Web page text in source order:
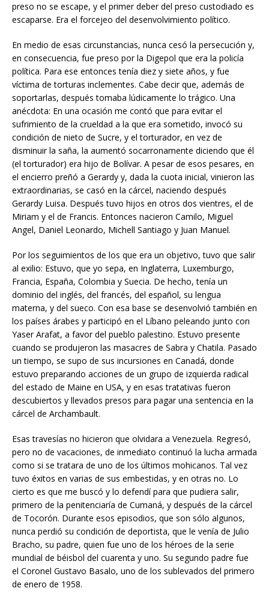
preso no se escape, y el primer deber del preso custodiado es
escaparse. Era el forcejeo del desenvolvimiento político.
En medio de esas circunstancias, nunca cesó la persecución y,
en consecuencia, fue preso por la Digepol que era la policía
política. Para ese entonces tenía diez y siete años, y fue
víctima de torturas inclementes. Cabe decir que, además de
soportarlas, después tomaba lúdicamente lo trágico. Una
anécdota: En una ocasión me contó que para evitar el
sufrimiento de la crueldad a la que era sometido, invocó su
condición de nieto de Sucre, y el torturador, en vez de
disminuir la saña, la aumentó socarronamente diciendo que él
(el torturador) era hijo de Bolívar. A pesar de esos pesares, en
el encierro preñó a Gerardy y, dada la cuota inicial, vinieron las
extraordinarias, se casó en la cárcel, naciendo después
Gerardy Luisa. Después tuvo hijos en otros dos vientres, el de
Miriam y el de Francis. Entonces nacieron Camilo, Miguel
Angel, Daniel Leonardo, Michell Santiago y Juan Manuel.
Por los seguimientos de los que era un objetivo, tuvo que salir
al exilio: Estuvo, que yo sepa, en Inglaterra, Luxemburgo,
Francia, España, Colombia y Suecia. De hecho, tenía un
dominio del inglés, del francés, del español, su lengua
materna, y del sueco. Con esa base se desenvolvió también en
los países árabes y participó en el Líbano peleando junto con
Yaser Arafat, a favor del pueblo palestino. Estuvo presente
cuando se produjeron las masacres de Sabra y Chatila. Pasado
un tiempo, se supo de sus incursiones en Canadá, donde
estuvo preparando acciones de un grupo de izquierda radical
del estado de Maine en USA, y en esas tratativas fueron
descubiertos y llevados presos para pagar una sentencia en la
cárcel de Archambault.
Esas travesías no hicieron que olvidara a Venezuela. Regresó,
pero no de vacaciones, de inmediato continuó la lucha armada
como si se tratara de uno de los últimos mohicanos. Tal vez
tuvo éxitos en varias de sus embestidas, y en otras no. Lo
cierto es que me buscó y lo defendí para que pudiera salir,
primero de la penitenciaría de Cumaná, y después de la cárcel
de Tocorón. Durante esos episodios, que son sólo algunos,
nunca perdió su condición de deportista, que le venía de Julio
Bracho, su padre, quien fue uno de los héroes de la serie
mundial de béisbol del cuarenta y uno. Su segundo padre fue
el Coronel Gustavo Basalo, uno de los sublevados del primero
de enero de 1958.